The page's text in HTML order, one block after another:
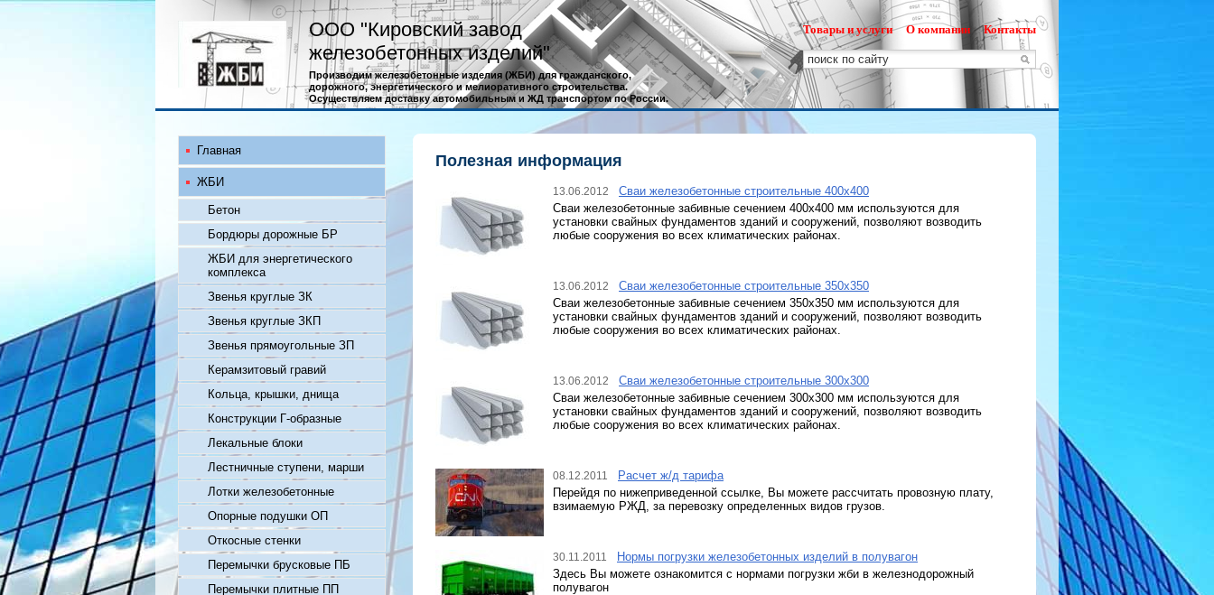
ООО "Кировский завод
железобетонных изделий"
Производим железобетонные изделия (ЖБИ) для гражданского,
дорожного, энергетического и мелиоративного строительства.
Осуществляем доставку автомобильным и ЖД транспортом по России.
Товары и услуги О компании Контакты
Полезная информация
13.06.2012
Сваи железобетонные строительные 400х400
Сваи железобетонные забивные сечением 400х400 мм используются для
установки свайных фундаментов зданий и сооружений, позволяют возводить
любые сооружения во всех климатических районах.
13.06.2012
Сваи железобетонные строительные 350х350
Сваи железобетонные забивные сечением 350х350 мм используются для
установки свайных фундаментов зданий и сооружений, позволяют возводить
любые сооружения во всех климатических районах.
13.06.2012
Сваи железобетонные строительные 300х300
Сваи железобетонные забивные сечением 300х300 мм используются для
установки свайных фундаментов зданий и сооружений, позволяют возводить
любые сооружения во всех климатических районах.
08.12.2011
Расчет ж/д тарифа
Перейдя по нижеприведенной ссылке, Вы можете рассчитать провозную плату,
взимаемую РЖД, за перевозку определенных видов грузов.
30.11.2011
Нормы погрузки железобетонных изделий в полувагон
Здесь Вы можете ознакомится с нормами погрузки жби в железнодорожный
полувагон
Главная
ЖБИ
Бетон
Бордюры дорожные БР
ЖБИ для энергетического
комплекса
Звенья круглые ЗК
Звенья круглые ЗКП
Звенья прямоугольные ЗП
Керамзитовый гравий
Кольца, крышки, днища
Конструкции Г-образные
Лекальные блоки
Лестничные ступени, марши
Лотки железобетонные
Опорные подушки ОП
Откосные стенки
Перемычки брусковые ПБ
Перемычки плитные ПП